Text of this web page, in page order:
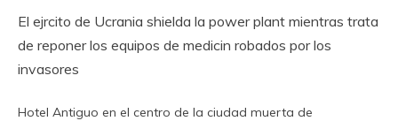
El ejrcito de Ucrania shielda la power plant mientras trata
de reponer los equipos de medicin robados por los
invasores
Hotel Antiguo en el centro de la ciudad muerta de